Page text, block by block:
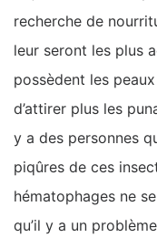
recherche de
leur seront les plus
possèdent les
d’attirer plus les
y a des personnes
piqûres de ces
hématophages ne
qu’il y a un